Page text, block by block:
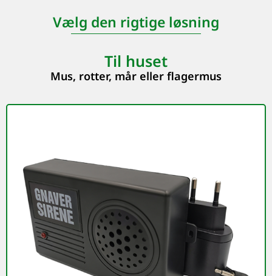
Vælg den rigtige løsning
Til huset
Mus, rotter, mår eller flagermus